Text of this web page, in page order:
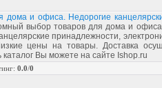
дома и офиса. Недорогие
выбор товаров для дома и
принадлежности,
цены на товары. Доставка
каталог Вы можете на сайте Ishop.ru
: 0.0/0